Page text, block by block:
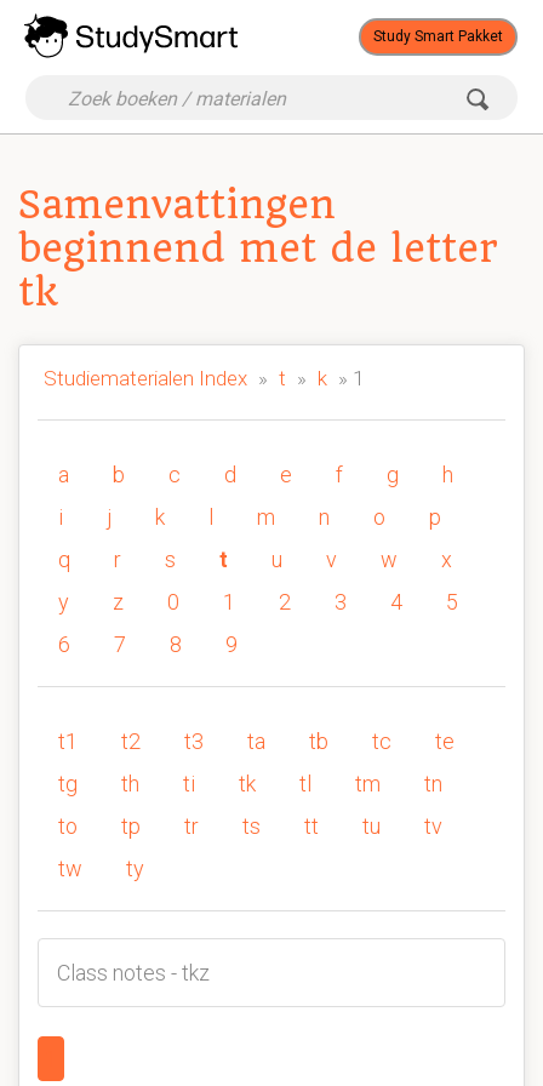
Study Smart Pakket
Samenvattingen
beginnend met de letter
tk
Studiematerialen Index » t » k » 1
a b c d e f g
h
i
j k m n o
p
q
r s t u v w
x
y
z 0 1 2 3 4
5
6
7 8 9
t1 t2 t3 ta tb tc
te
tg
th ti tk tl tm
tn
to
tp tr ts tt tu
tv
tw
ty
Class notes - tkz